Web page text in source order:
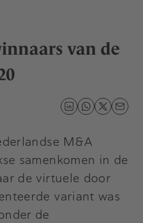
van de
M&A
samenkomen in de
de virtuele door
variant was
de